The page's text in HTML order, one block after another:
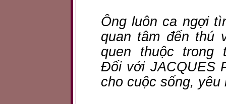
Ông luôn ca ngợi
quan tâm đến thú
quen thuộc trong
Đối với JACQUES
cho cuộc sống,